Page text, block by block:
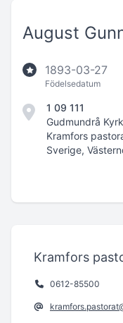
August
1893-03-27
Födelsedatum
1 09 111
Gudmundrå
Kramfors
Sverige,
Kramfors
0612-85500